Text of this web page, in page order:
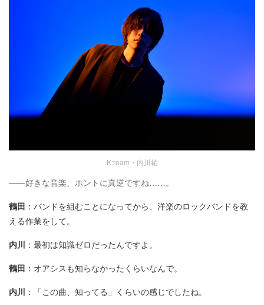
K:ream・内川祐
——好きな音楽、ホントに真逆ですね……。
鶴田 ：バンドを組むことになってから、洋楽のロックバンドを教
える作業をして。
内川 ：最初は知識ゼロだったんですよ。
鶴田 ：オアシスも知らなかったくらいなんで。
内川 ：「この曲、知ってる」くらいの感じでしたね。